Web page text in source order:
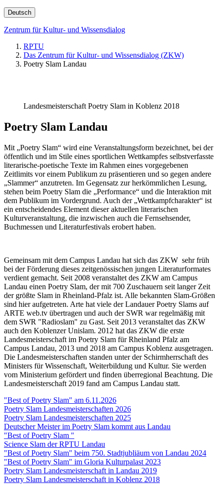
Deutsch
Zentrum für Kultur- und Wissensdialog
RPTU
Das Zentrum für Kultur- und Wissensdialog (ZKW)
Poetry Slam Landau
Landesmeisterschaft Poetry Slam in Koblenz 2018
Poetry Slam Landau
Mit „Poetry Slam“ wird eine Veranstaltungsform bezeichnet, bei der
öffentlich und im Stile eines sportlichen Wettkampfes selbstverfasste
literarische-poetische Texte im Rahmen eines vorgegebenen
Zeitlimits vor einem Publikum zu präsentieren und so gegen andere
„Slammer“ anzutreten. Im Gegensatz zur herkömmlichen Lesung,
stehen beim Poetry Slam die „Performance“ und die Interaktion mit
dem Publikum im Vordergrund. Auch der „Wettkampfcharakter“ ist
ein entscheidendes Element dieser aktuellen literarischen
Kulturveranstaltung, die inzwischen auch die Fernsehsender,
Buchmessen und Literaturfestivals erobert haben.
Gemeinsam mit dem Campus Landau hat sich das ZKW sehr früh
bei der Förderung dieses zeitgenössischen jungen Literaturformates
verdient gemacht. Seit 2008 veranstaltet des ZKW am Campus
Landau einen Poetry Slam, der mit 700 Zuschauern seit langer Zeit
der größte Slam in Rheinland-Pfalz ist. Alle bekannten Slam-Größen
sind hier aufgetreten. Arte hat viele der Landauer Poetry Slams auf
ARTE web.tv übertragen und auch der SWR war regelmäßig mit
dem SWR "Radioslam" zu Gast. Seit 2013 veranstaltet das ZKW
auch den Koblenzer Unislam. 2012 hat das ZKW die erste
Landesmeisterschaft im Poetry Slam für Rheinland Pfalz am
Campus Landau, 2013 und 2018 am Campus Koblenz ausgetragen.
Die Landesmeisterschaften standen unter der Schirmherrschaft des
Ministers für Wissenschaft, Weiterbildung und Kultur. Sie werden
vom Ministerium gefördert und finden überregional Beachtung. Die
Landesmeisterschaft 2019 fand am Campus Landau statt.
"Best of Poetry Slam" am 6.11.2026
Poetry Slam Landesmeisterschaften 2026
Poetry Slam Landesmeisterschaften 2025
Deutscher Meister im Poetry Slam kommt aus Landau
"Best of Poetry Slam "
Science Slam der RPTU Landau
"Best of Poetry Slam" beim 750. Stadtjubliäum von Landau 2024
"Best of Poetry Slam" im Gloria Kulturpalast 2023
Poetry Slam Landesmeisterschaft in Landau 2019
Poetry Slam Landesmeisterschaft in Koblenz 2018